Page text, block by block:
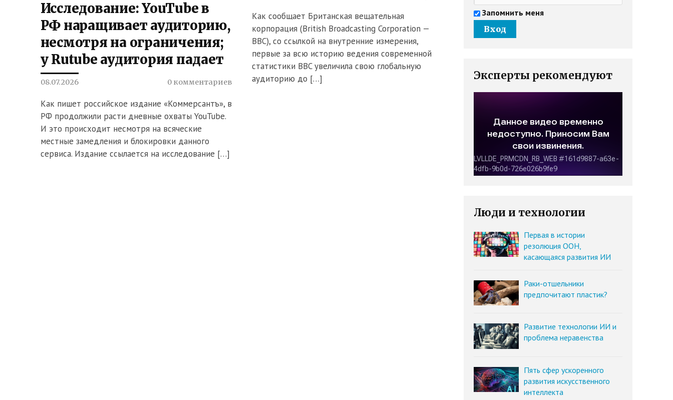
Исследование: YouTube в
РФ наращивает аудиторию,
несмотря на ограничения;
у Rutube аудитория падает
08.07.2026 0 комментариев
Как пишет российское издание «Коммерсантъ», в
РФ продолжили расти дневные охваты YouTube.
И это происходит несмотря на всяческие
местные замедления и блокировки данного
сервиса. Издание ссылается на исследование […]
Как сообщает Британская вещательная
корпорация (British Broadcasting Corporation —
BBC), со ссылкой на внутренние измерения,
первые за всю историю ведения современной
статистики BBC увеличила свою глобальную
аудиторию до […]
Запомнить меня
Эксперты рекомендуют
Люди и технологии
Первая в истории
резолюция ООН,
касающаяся развития ИИ
Раки-отшельники
предпочитают пластик?
Развитие технологии ИИ и
проблема неравенства
Пять сфер ускоренного
развития искусственного
интеллекта